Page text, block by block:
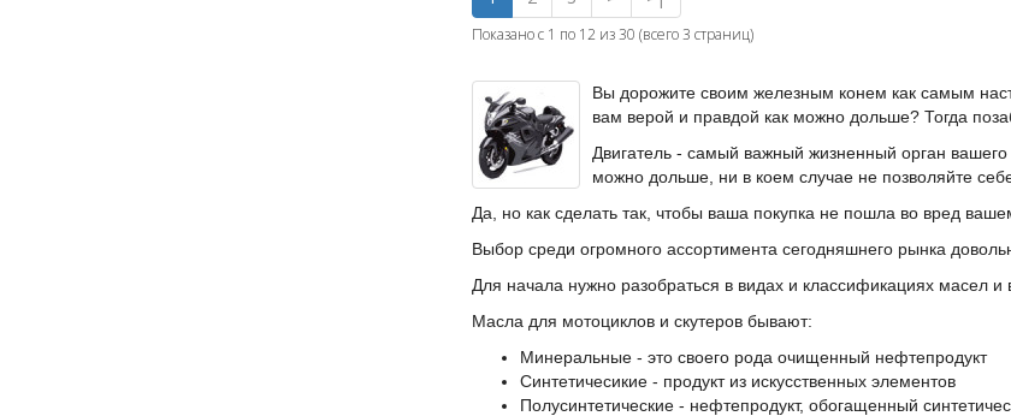
Показано с 1 по 12 из 30 (всего 3 страниц)
Вы дорожите своим железным конем как самым
вам верой и правдой как можно дольше? Тогда
Двигатель - самый важный жизненный орган
можно дольше, ни в коем случае не позволяйте
Да, но как сделать так, чтобы ваша покупка не пошла во вред
Выбор среди огромного ассортимента сегодняшнего рынка
Для начала нужно разобраться в видах и классификациях масел и
Масла для мотоциклов и скутеров бывают:
Минеральные - это своего рода очищенный нефтепродукт
Синтетичесикие - продукт из искусственных элементов
Полусинтетические - нефтепродукт, обогащенный